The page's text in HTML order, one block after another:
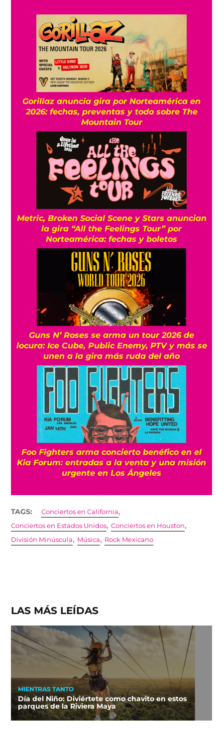
Gorillaz anuncia gira por Norteamérica en
2026: fechas, preventas y todo sobre The
Mountain Tour
Metric, Broken Social Scene y Stars anuncian
la gira “All the Feelings Tour” por
Norteamérica: fechas y boletos
Guns N’ Roses se arma un tour 2026 de
locura: Ice Cube, Public Enemy, PTV y más se
unen a la gira más ruda del año
Foo Fighters arma concierto benéfico en el
Kia Forum: entradas a la venta y una misión
urgente en Los Ángeles
TAGS: Conciertos en California,
Conciertos en Estados Unidos,Conciertos en Houston,
División Minúscula, Música, Rock Mexicano
LAS MÁS LEÍDAS
MIENTRAS TANTO
Día del Niño: Diviértete como chavito en estos
parques de la Riviera Maya